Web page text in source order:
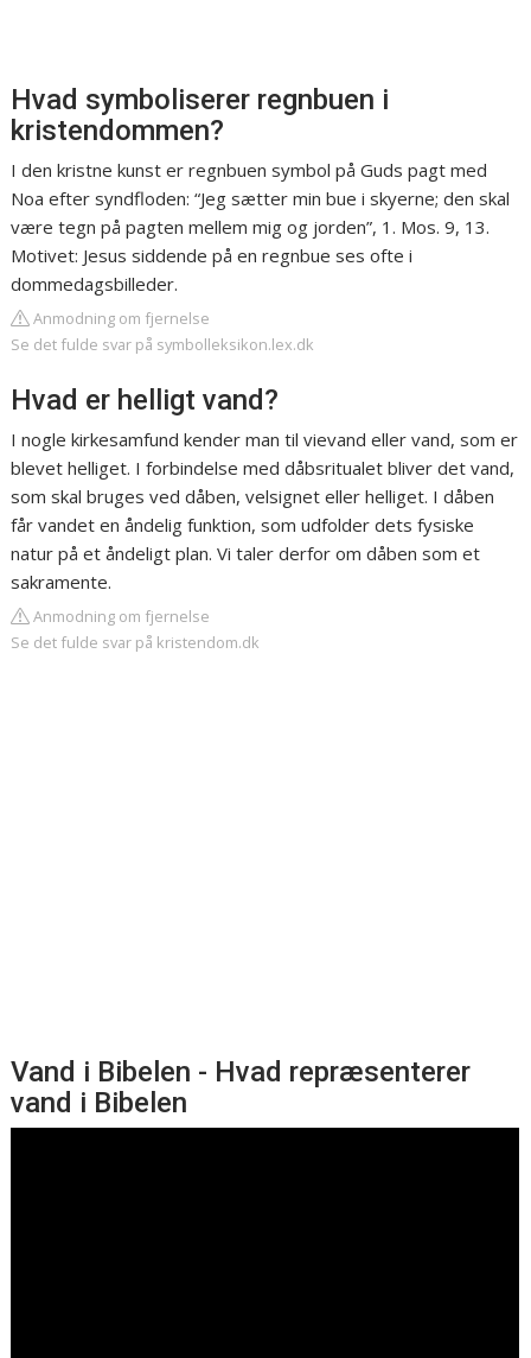
Hvad symboliserer regnbuen i
kristendommen?
I den kristne kunst er regnbuen symbol på Guds pagt med
Noa efter syndfloden: “Jeg sætter min bue i skyerne; den skal
være tegn på pagten mellem mig og jorden”, 1. Mos. 9, 13.
Motivet: Jesus siddende på en regnbue ses ofte i
dommedagsbilleder.
Anmodning om fjernelse
Se det fulde svar på symbolleksikon.lex.dk
Hvad er helligt vand?
I nogle kirkesamfund kender man til vievand eller vand, som er
blevet helliget. I forbindelse med dåbsritualet bliver det vand,
som skal bruges ved dåben, velsignet eller helliget. I dåben
får vandet en åndelig funktion, som udfolder dets fysiske
natur på et åndeligt plan. Vi taler derfor om dåben som et
sakramente.
Anmodning om fjernelse
Se det fulde svar på kristendom.dk
Vand i Bibelen - Hvad repræsenterer
vand i Bibelen